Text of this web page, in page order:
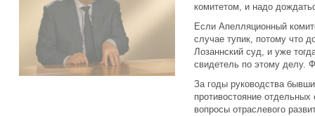
комитетом, и надо
Если Апелляционный
случае тупик, потому что
Лозаннский суд, и уже
свидетель по этому делу.
За годы руководства
противостояние
вопросы отраслевого